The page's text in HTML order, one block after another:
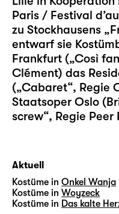
Paris / Festival
zu Stockhausens
entwarf sie
Frankfurt („Così
Clément) das
(„Cabaret“, Regie
Staatsoper Oslo
screw“, Regie
Aktuell
Kostüme in Onkel Wanja
Kostüme in Woyzeck
Kostüme in Das kalte